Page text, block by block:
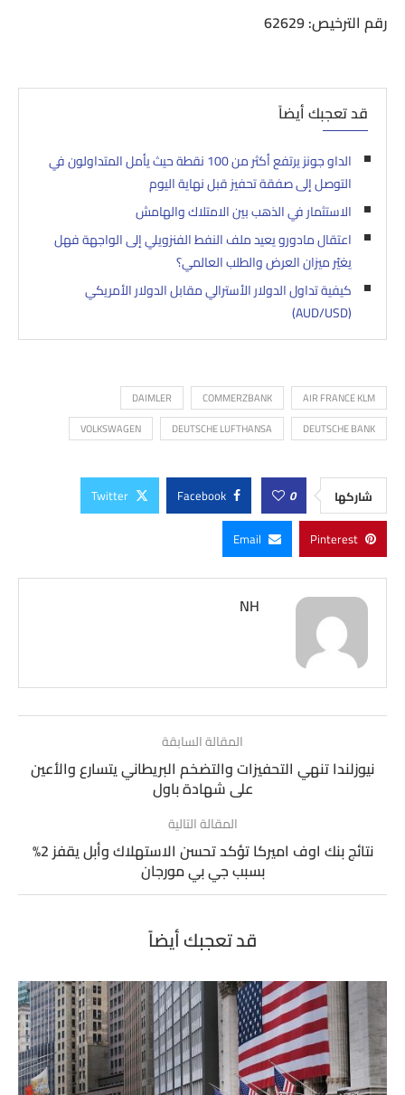
رقم الترخيص: 62629
قد تعجبك أيضاً
الداو جونز يرتفع أكثر من 100 نقطة حيث يأمل المتداولون في
التوصل إلى صفقة تحفيز قبل نهاية اليوم
الاستثمار في الذهب بين الامتلاك والهامش
اعتقال مادورو يعيد ملف النفط الفنزويلي إلى الواجهة فهل
يغيّر ميزان العرض والطلب العالمي؟
كيفية تداول الدولار الأسترالي مقابل الدولار الأمريكي
(AUD/USD)
AIR FRANCE KLM
COMMERZBANK
DAIMLER
DEUTSCHE BANK
DEUTSCHE LUFTHANSA
VOLKSWAGEN
شاركها 0
Facebook
Twitter
Pinterest
Email
NH
المقالة السابقة
نيوزلندا تنهي التحفيزات والتضخم البريطاني يتسارع والأعين
على شهادة باول
المقالة التالية
نتائج بنك اوف اميركا تؤكد تحسن الاستهلاك وأبل يقفز 2%
بسبب جي بي مورجان
قد تعجبك أيضاً